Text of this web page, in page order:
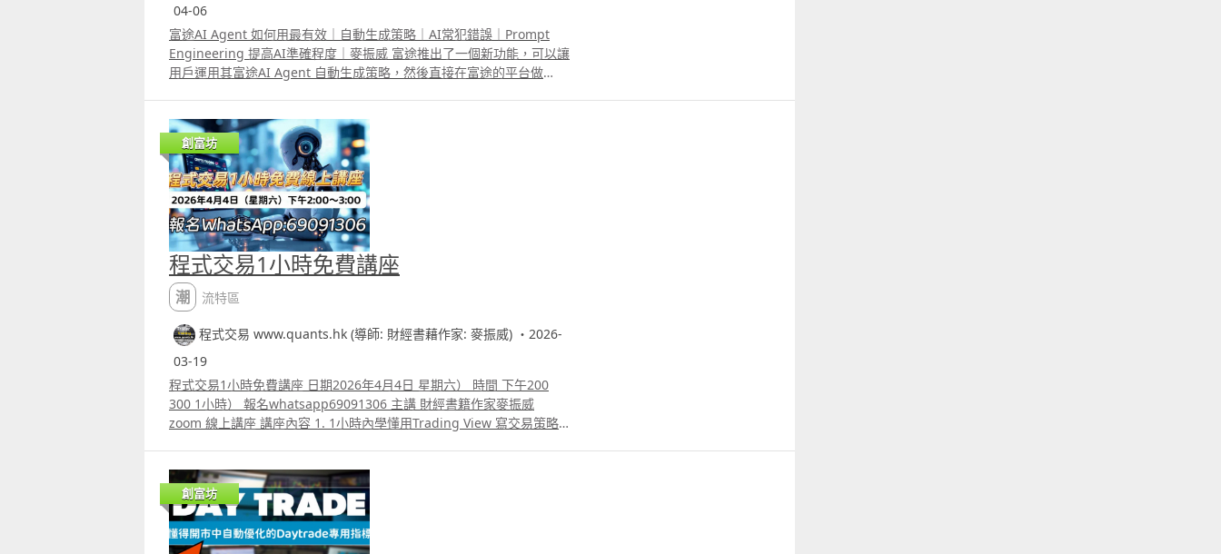
04-06
富途AI Agent 如何用最有效｜自動生成策略｜AI常犯錯誤｜Prompt
Engineering 提高AI準確程度｜麥振威 富途推出了一個新功能，可以讓
用戶運用其富途AI Agent 自動生成策略，然後直接在富途的平台做
成後的策略像過去大家用「卡片」的方式一樣顯示出來，每張卡片可以
自行再改coding。 AI生成的策略向來會有Pseudocode偽代碼，意思是
看起來像程式，但其實不能直接運行的東西。若果你用Prompt
Engineering的方法下指令，可以令模型生成的策略準確度提高，但若
懂富途量化交易平台的python語法就能自行檢查AI生成的各種錯誤，之
後我們會陸續再有片教大家速成學懂富途的python語法。 YouTube留
言區中已有在片中提及更有效向AI下指令的標準範例。
創富坊
程式交易1小時免費講座
潮流特區
程式交易 www.quants.hk (導師: 財經書藉作家: 麥振威) ・2026-
03-19
程式交易1小時免費講座 日期2026年4月4日 星期六） 時間 下午200
300 1小時） 報名whatsapp69091306 主講 財經書籍作家麥振威
zoom 線上講座 講座內容 1. 1小時內學懂用Trading View 寫交易策略
版本 5.如何快速學懂用python寫運用排盤市場深度數據的交易策略
autotrade 6.期指盤路分析原理講解 報名whatspp 69091306 或電郵
paul.mark881@gmail.com
創富坊